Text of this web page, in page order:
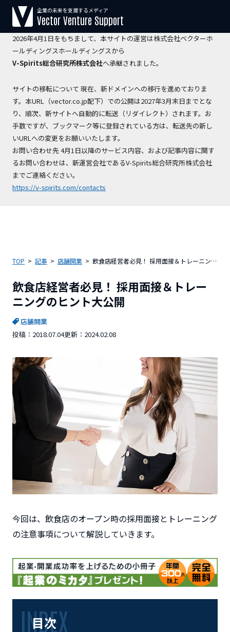
【運営会社変更のお知らせ】
2026年4月1日をもちまして、本サイトの運営は株式会社ベクターホ
ールディングスホールディングスから
V-Spirits総合研究所株式会社へ承継されました。
サイトの移転について 現在、新ドメインへの移行を進めておりま
す。本URL（vector.co.jp配下）での公開は2027年3月末日までとな
り、順次、新サイトへ自動的に転送（リダイレクト）されます。お
手数ですが、ブックマーク等に登録されている方は、転送先の新し
いURLへの変更をお願いいたします。
お問い合わせ先 4月1日以降のサービス内容、および記事内容に関す
るお問い合わせは、新運営会社であるV-Spirits総合研究所株式会社
までご連絡ください。
https://v-spirits.com/contacts
企業の未来を支援するメディア
Vector Venture Support
TOP 記事 店舗開業 飲食店経営者必見！ 採用面接＆トレーニングのヒント大公開
飲食店経営者必見！ 採用面接＆トレー
ニングのヒント大公開
店舗開業
投稿： 2018.07.04更新： 2024.02.08
今回は、飲食店のオープン時の採用面接とトレーニング
の注意事項について解説していきます。
目次